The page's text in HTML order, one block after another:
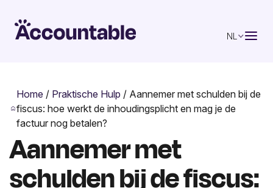
NL
Home / Praktische Hulp / Aannemer met schulden bij de
fiscus: hoe werkt de inhoudingsplicht en mag je de
factuur nog betalen?
Aannemer met
schulden bij de fiscus: